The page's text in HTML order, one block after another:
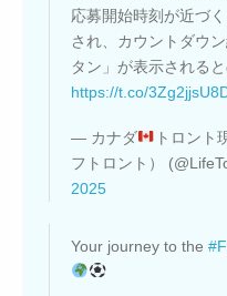
応募開始時刻が近づ
され、カウントダウ
タン」が表示されると
https://t.co/
— カナダ
トロント
フトロント）
2025
Your journey to the